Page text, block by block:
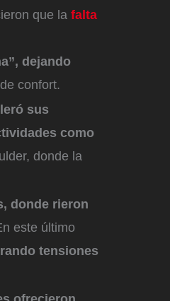
que la falta
dejando
confort.
sus
como
donde la
donde rieron
este último
tensiones